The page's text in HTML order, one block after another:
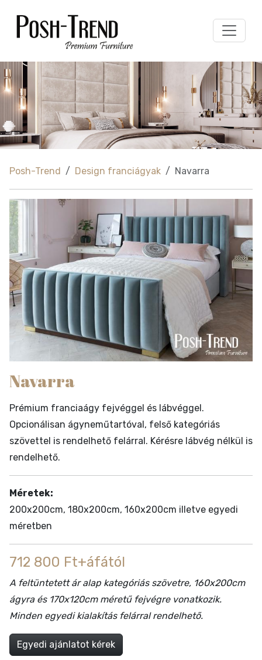
Posh-Trend Design franciágyak Navarra
Navarra
Prémium franciaágy fejvéggel és lábvéggel.
Opcionálisan ágyneműtartóval, felső kategóriás
szövettel is rendelhető felárral. Kérésre lábvég nélkül is
rendelhető.
Méretek:
200x200cm, 180x200cm, 160x200cm illetve egyedi
méretben
712 800 Ft+áfától
A feltüntetett ár alap kategóriás szövetre, 160x200cm
ágyra és 170x120cm méretű fejvégre vonatkozik.
Minden egyedi kialakítás felárral rendelhető.
Egyedi ajánlatot kérek